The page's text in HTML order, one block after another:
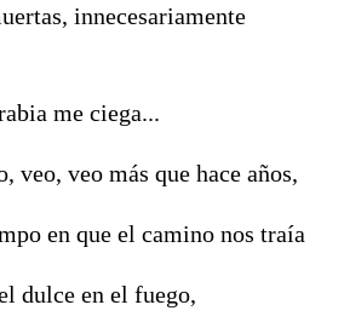
innecesariamente
me ciega...
veo, veo más que hace años,
en que el camino nos traía
dulce en el fuego,